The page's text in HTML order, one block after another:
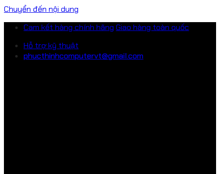
Chuyển đến nội dung
Cam kết hàng chính hãng Giao hàng toàn quốc
Hỗ trợ kỹ thuật
phucthinhcomputervt@gmail.com